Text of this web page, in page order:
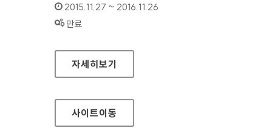
인증기간 :
2015.11.27 ~ 2016.11.26
상태 :
만료
롯데재단(국문) 홈페이지
자세히보기
사이트이동